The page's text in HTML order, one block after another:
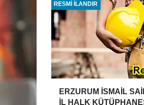
RESMİ İLANDIR
ERZURUM İSMAİL
İL HALK